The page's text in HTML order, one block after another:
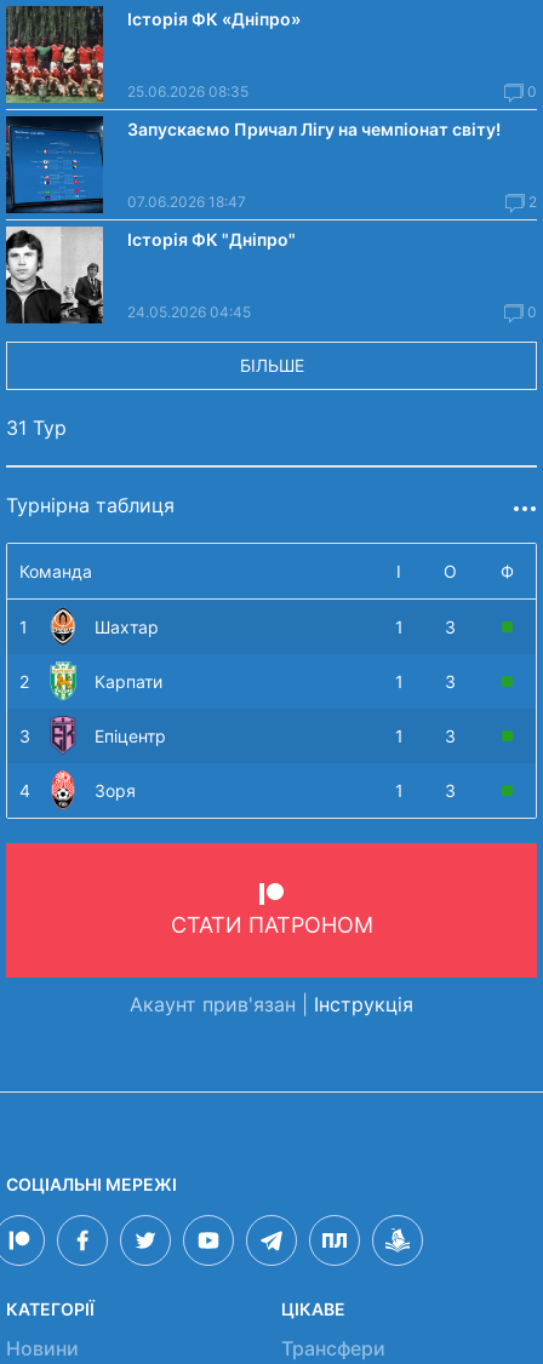
Історія ФК «Дніпро»
25.06.2026 08:35 0
Запускаємо Причал Лігу на чемпіонат світу!
07.06.2026 18:47 2
Історія ФК "Дніпро"
24.05.2026 04:45 0
БІЛЬШЕ
31 Тур
Турнірна таблиця
Команда І О Ф
1 Шахтар 1 3
2 Карпати 1 3
3 Епіцентр 1 3
4 Зоря 1 3
СТАТИ ПАТРОНОМ
Акаунт прив'язан | Інструкція
СОЦІАЛЬНІ МЕРЕЖІ
КАТЕГОРІЇ
Новини
ЦІКАВЕ
Трансфери